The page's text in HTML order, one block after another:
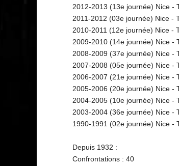
2012-2013 (13e journée) Nice -
2011-2012 (03e journée) Nice -
2010-2011 (12e journée) Nice -
2009-2010 (14e journée) Nice -
2008-2009 (37e journée) Nice -
2007-2008 (05e journée) Nice -
2006-2007 (21e journée) Nice -
2005-2006 (20e journée) Nice -
2004-2005 (10e journée) Nice -
2003-2004 (36e journée) Nice -
1990-1991 (02e journée) Nice -
Depuis 1932 :
Confrontations : 40